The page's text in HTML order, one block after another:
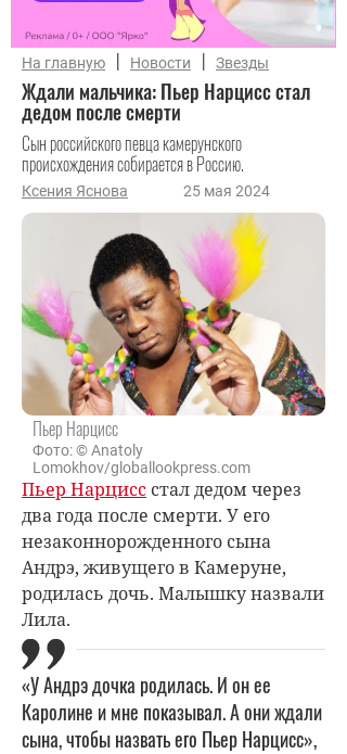
На главную | Новости | Звезды
Ждали мальчика: Пьер Нарцисс стал
дедом после смерти
Сын российского певца камерунского
происхождения собирается в Россию.
Ксения Яснова 25 мая 2024
Пьер Нарцисс
Фото: © Anatoly
Lomokhov/globallookpress.com
Пьер Нарцисс стал дедом через
два года после смерти. У его
незаконнорожденного сына
Андрэ, живущего в Камеруне,
родилась дочь. Малышку назвали
Лила.
«У Андрэ дочка родилась. И он ее
Каролине и мне показывал. А они ждали
сына, чтобы назвать его Пьер Нарцисс»,